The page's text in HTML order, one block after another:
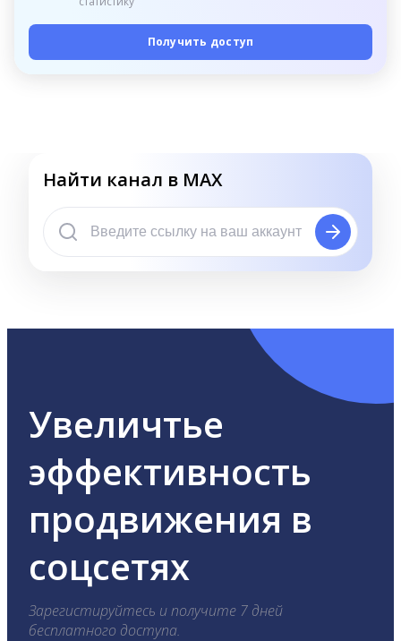
Получить доступ
Найти канал в MAX
Увеличтье
эффективность
продвижения в
соцсетях
Зарегистируйтесь и получите 7 дней
бесплатного доступа.